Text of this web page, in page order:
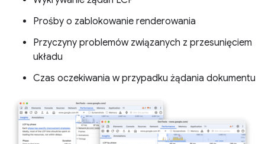
Prośby o zablokowanie renderowania
Przyczyny problemów związanych z przesunięciem
układu
Czas oczekiwania w przypadku żądania dokumentu